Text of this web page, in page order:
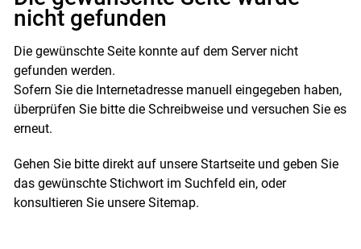
nicht gefunden
Die gewünschte Seite konnte auf dem Server nicht
gefunden werden.
Sofern Sie die Internetadresse manuell eingegeben haben,
überprüfen Sie bitte die Schreibweise und versuchen Sie es
erneut.
Gehen Sie bitte direkt auf unsere Startseite und geben Sie
das gewünschte Stichwort im Suchfeld ein, oder
konsultieren Sie unsere Sitemap.